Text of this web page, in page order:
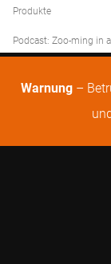
Produkte
Podcast: Zoo-ming in
Warnung –